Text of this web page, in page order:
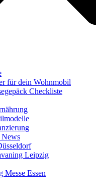
für dein Wohnmobil
Checkliste
News
Leipzig
Messe Essen